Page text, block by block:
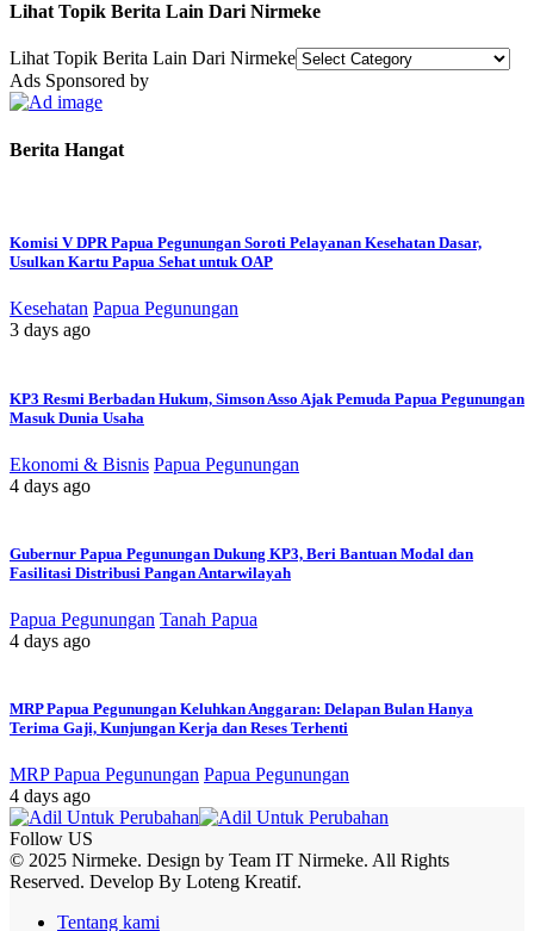
Lihat Topik Berita Lain Dari Nirmeke
Lihat Topik Berita Lain Dari Nirmeke
Ads Sponsored by
Berita Hangat
Komisi V DPR Papua Pegunungan Soroti Pelayanan Kesehatan Dasar,
Usulkan Kartu Papua Sehat untuk OAP
Kesehatan Papua Pegunungan
3 days ago
KP3 Resmi Berbadan Hukum, Simson Asso Ajak Pemuda Papua Pegunungan
Masuk Dunia Usaha
Ekonomi & Bisnis Papua Pegunungan
4 days ago
Gubernur Papua Pegunungan Dukung KP3, Beri Bantuan Modal dan
Fasilitasi Distribusi Pangan Antarwilayah
Papua Pegunungan Tanah Papua
4 days ago
MRP Papua Pegunungan Keluhkan Anggaran: Delapan Bulan Hanya
Terima Gaji, Kunjungan Kerja dan Reses Terhenti
MRP Papua Pegunungan Papua Pegunungan
4 days ago
Follow US
© 2025 Nirmeke. Design by Team IT Nirmeke. All Rights
Reserved. Develop By Loteng Kreatif.
Tentang kami